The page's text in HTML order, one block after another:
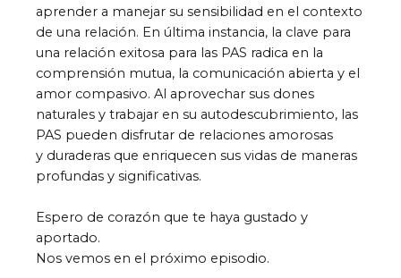
aprender a manejar su sensibilidad en el contexto
de una relación. En última instancia, la clave para
una relación exitosa para las PAS radica en la
comprensión mutua, la comunicación abierta y el
amor compasivo. Al aprovechar sus dones
naturales y trabajar en su autodescubrimiento, las
PAS pueden disfrutar de relaciones amorosas
y duraderas que enriquecen sus vidas de maneras
profundas y significativas.
Espero de corazón que te haya gustado y
aportado.
Nos vemos en el próximo episodio.